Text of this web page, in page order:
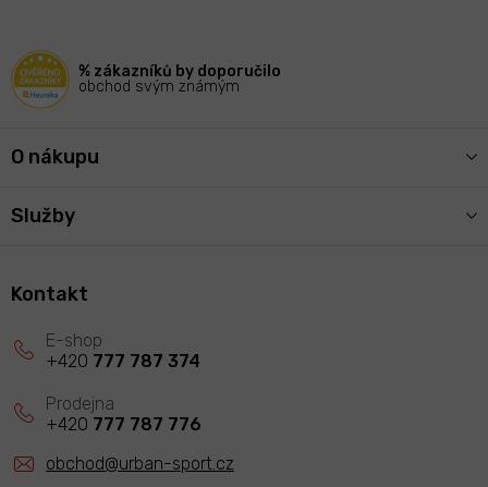
% zákazníků by doporučilo
obchod svým známým
O nákupu
Služby
Kontakt
obchod@urban-sport.cz
+420 777 787 374
+420 777 787 776